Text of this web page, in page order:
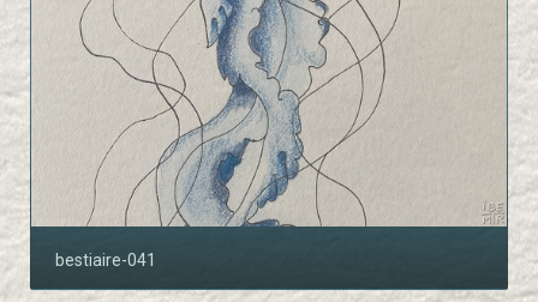
bestiaire-041